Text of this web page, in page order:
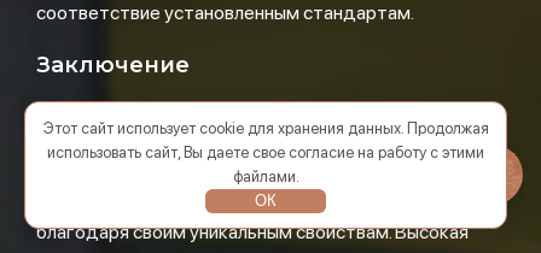
соответствие установленным стандартам.
Заключение
Шестигранник нержавеющий — это
высококачественный и востребованный материал,
который нашёл применение в самых различных
отраслях промышленности и строительства
благодаря своим уникальным свойствам. Высокая
Этот сайт использует cookie для хранения данных. Продолжая
использовать сайт, Вы даете свое согласие на работу с этими
файлами.
ОК